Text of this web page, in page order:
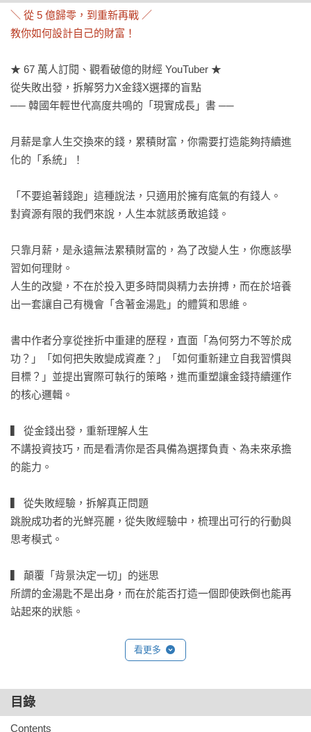
＼ 從 5 億歸零，到重新再戰 ／
教你如何設計自己的財富！
★ 67 萬人訂閱、觀看破億的財經 YouTuber ★
從失敗出發，拆解努力X金錢X選擇的盲點
── 韓國年輕世代高度共鳴的「現實成長」書 ──
月薪是拿人生交換來的錢，累積財富，你需要打造能夠持續進
化的「系統」！
「不要追著錢跑」這種說法，只適用於擁有底氣的有錢人。
對資源有限的我們來說，人生本就該勇敢追錢。
只靠月薪，是永遠無法累積財富的，為了改變人生，你應該學
習如何理財。
人生的改變，不在於投入更多時間與精力去拚搏，而在於培養
出一套讓自己有機會「含著金湯匙」的體質和思維。
書中作者分享從挫折中重建的歷程，直面「為何努力不等於成
功？」「如何把失敗變成資產？」「如何重新建立自我習慣與
目標？」並提出實際可執行的策略，進而重塑讓金錢持續運作
的核心邏輯。
▍ 從金錢出發，重新理解人生
不講投資技巧，而是看清你是否具備為選擇負責、為未來承擔
的能力。
▍ 從失敗經驗，拆解真正問題
跳脫成功者的光鮮亮麗，從失敗經驗中，梳理出可行的行動與
思考模式。
▍ 顛覆「背景決定一切」的迷思
所謂的金湯匙不是出身，而在於能否打造一個即使跌倒也能再
站起來的狀態。
霍掉了。」
──薪水，是用人生換來的報酬
看更多
目錄
Contents